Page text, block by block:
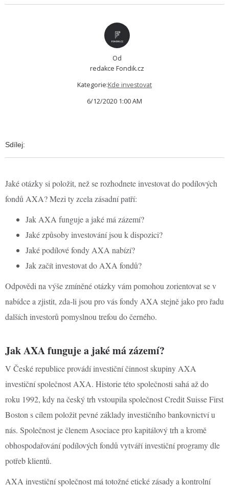
Od
redakce Fondik.cz
Kategorie:Kde investovat
6/12/2020 1:00 AM
Sdílej:
Jaké otázky si položit, než se rozhodnete investovat do podílových
fondů AXA? Mezi ty zcela zásadní patří:
Jak AXA funguje a jaké má zázemí?
Jaké způsoby investování jsou k dispozici?
Jaké podílové fondy AXA nabízí?
Jak začít investovat do AXA fondů?
Odpovědi na výše zmíněné otázky vám pomohou zorientovat se v
nabídce a zjistit, zda-li jsou pro vás fondy AXA stejně jako pro řadu
dalších investorů pomyslnou trefou do černého.
Jak AXA funguje a jaké má zázemí?
V České republice provádí investiční činnost skupiny AXA
investiční společnost AXA. Historie této společnosti sahá až do
roku 1992, kdy na český trh vstoupila společnost Credit Suisse First
Boston s cílem položit pevné základy investičního bankovnictví u
nás. Společnost je členem Asociace pro kapitálový trh a kromě
obhospodařování podílových fondů vytváří investiční programy dle
potřeb klientů.
AXA investiční společnost má totožné etické zásady a kontrolní